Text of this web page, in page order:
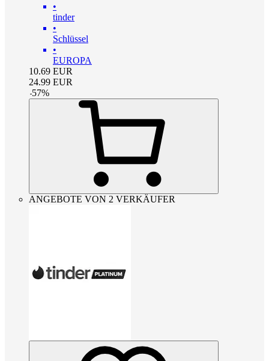
•
tinder
•
Schlüssel
•
EUROPA
10.69 EUR
24.99 EUR
-57%
ANGEBOTE VON 2 VERKÄUFER